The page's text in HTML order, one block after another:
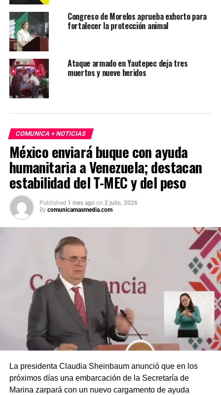
Congreso de Morelos aprueba exhorto para
fortalecer la protección animal
Ataque armado en Yautepec deja tres
muertos y nueve heridos
COMUNICA + NOTICIAS
México enviará buque con ayuda
humanitaria a Venezuela; destacan
estabilidad del T-MEC y del peso
Published 1 mes ago on 2 julio, 2026
By comunicamasmedia.com
La presidenta Claudia Sheinbaum anunció que en los
próximos días una embarcación de la Secretaría de
Marina zarpará con un nuevo cargamento de ayuda